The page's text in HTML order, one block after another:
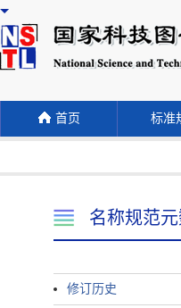
首页 标准
名称规范
修订历史